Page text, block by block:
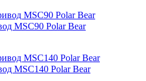
MSC90 Polar Bear
MSC140 Polar Bear